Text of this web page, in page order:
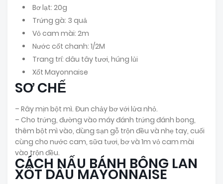
Bơ lạt: 20g
Trứng gà: 3 quả
Vỏ cam mài: 2m
Nước cốt chanh: 1/2M
Trang trí: dâu tây tươi, húng lủi
Xốt Mayonnaise
SƠ CHẾ
– Rây mịn bột mì. Đun chảy bơ với lửa nhỏ.
– Cho trứng, đường vào máy đánh trứng đánh bong,
thêm bột mì vào, dùng sạn gỗ trộn đều và nhẹ tay, cuối
cùng cho nước cam, sữa tươi, bơ và 1m vỏ cam mài
vào trộn đều.
CÁCH NẤU BÁNH BÔNG LAN
XỐT DÂU MAYONNAISE